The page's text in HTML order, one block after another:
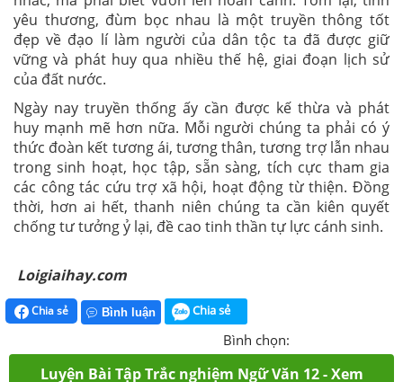
yêu thương, đùm bọc nhau là một truyền thông tốt
đẹp về đạo lí làm người của dân tộc ta đã được giữ
vững và phát huy qua nhiều thế hệ, giai đoạn lịch sử
của đất nước.
Ngày nay truyền thống ấy cần được kế thừa và phát
huy mạnh mẽ hơn nữa. Mỗi người chúng ta phải có ý
thức đoàn kết tương ái, tương thân, tương trợ lẫn nhau
trong sinh hoạt, học tập, sẵn sàng, tích cực tham gia
các công tác cứu trợ xã hội, hoạt động từ thiện. Đồng
thời, hơn ai hết, thanh niên chúng ta cần kiên quyết
chống tư tưởng ỷ lại, đề cao tinh thần tự lực cánh sinh.
Loigiaihay.com
Chia sẻ Bình luận Chia sẻ
Bình chọn:
Luyện Bài Tập Trắc nghiệm Ngữ Văn 12 - Xem